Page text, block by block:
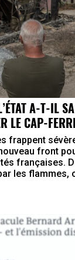
A-T-IL
LE CAP-
frappent
front
françaises.
les flammes,